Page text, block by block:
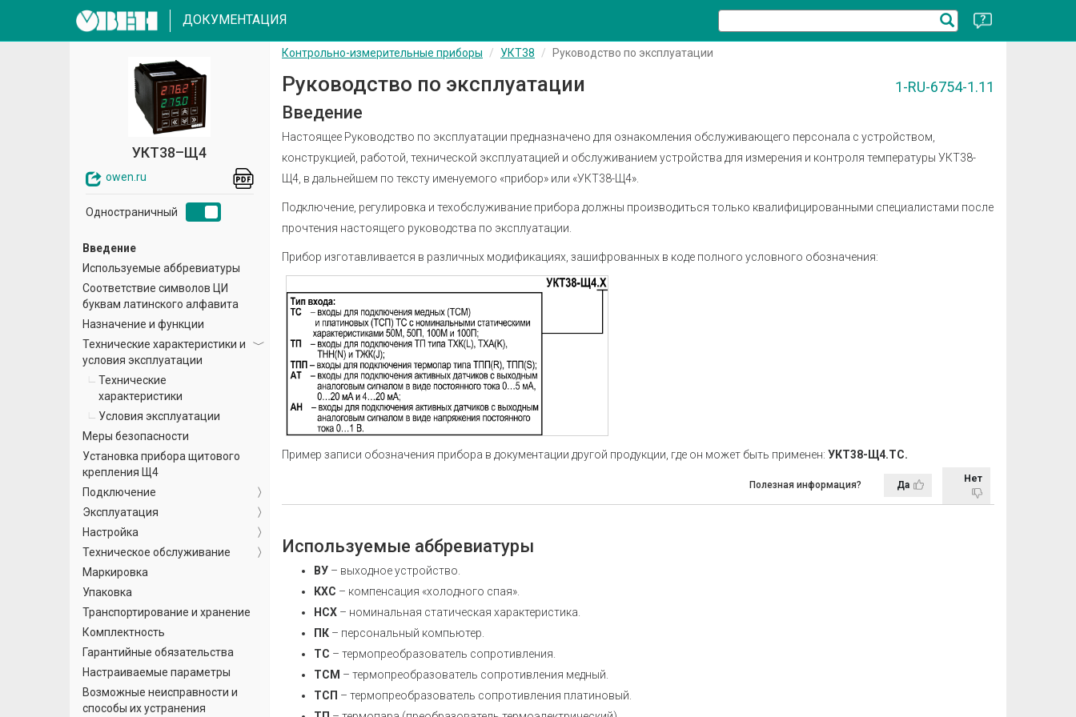
ДОКУМЕНТАЦИЯ
УКТ38–Щ4
owen.ru
Одностраничный
Введение
Используемые аббревиатуры
Соответствие символов ЦИ
буквам латинского алфавита
Назначение и функции
Технические характеристики и
условия эксплуатации
Технические
характеристики
Условия эксплуатации
Меры безопасности
Установка прибора щитового
крепления Щ4
Подключение
Эксплуатация
Настройка
Техническое обслуживание
Маркировка
Упаковка
Транспортирование и хранение
Комплектность
Гарантийные обязательства
Настраиваемые параметры
Возможные неисправности и
способы их устранения
Контрольно-измерительные приборы УКТ38 Руководство по эксплуатации
1-RU-6754-1.11
Руководство по эксплуатации
Введение
Настоящее Руководство по эксплуатации предназначено для ознакомления обслуживающего персонала с устройством,
конструкцией, работой, технической эксплуатацией и обслуживанием устройства для измерения и контроля температуры УКТ38-
Щ4, в дальнейшем по тексту именуемого «прибор» или «УКТ38-Щ4».
Подключение, регулировка и техобслуживание прибора должны производиться только квалифицированными специалистами после
прочтения настоящего руководства по эксплуатации.
Прибор изготавливается в различных модификациях, зашифрованных в коде полного условного обозначения:
Пример записи обозначения прибора в документации другой продукции, где он может быть применен: УКТ38-Щ4.ТС.
Полезная информация? Да
Нет
Используемые аббревиатуры
ВУ – выходное устройство.
КХС – компенсация «холодного спая».
НСХ – номинальная статическая характеристика.
ПК – персональный компьютер.
ТС – термопреобразователь сопротивления.
ТСМ – термопреобразователь сопротивления медный.
ТСП – термопреобразователь сопротивления платиновый.